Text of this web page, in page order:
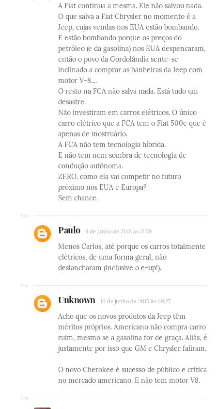
A Fiat continua a mesma. Ele não salvou nada.
O que salva a Fiat Chrysler no momento é a
Jeep, cujas vendas nos EUA estão bombando.
E estão bombando porque os preços do
petróleo (e da gasolina) nos EUA despencaram,
então o povo da Gordolândia sente-se
inclinado a comprar as banheiras da Jeep com
motor V-8....
O resto na FCA não salva nada. Está tudo um
desastre.
Não investiram em carros elétricos. O único
carro elétrico que a FCA tem o Fiat 500e que é
apenas de mostruário.
A FCA não tem tecnologia híbrida.
E não tem nem sombra de tecnologia de
condução autônoma.
ZERO. como ela vai competir no futuro
próximo nos EUA e Europa?
Sem chance.
Paulo 9 de junho de 2015 às 17:59
Menos Carlos, até porque os carros totalmente
elétricos, de uma forma geral, não
deslancharam (inclusive o e-up!).
Unknown 10 de junho de 2015 às 09:27
Acho que os novos produtos da Jeep têm
méritos próprios. Americano não compra carro
ruim, mesmo se a gasolina for de graça. Aliás, é
justamente por isso que GM e Chrysler faliram.
O novo Cherokee é sucesso de público e crítica
no mercado americano. E não tem motor V8.